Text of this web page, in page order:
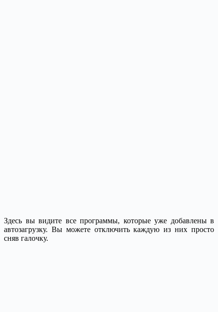
Здесь вы видите все программы, которые уже добавлены в
автозагрузку. Вы можете отключить каждую из них просто
сняв галочку.